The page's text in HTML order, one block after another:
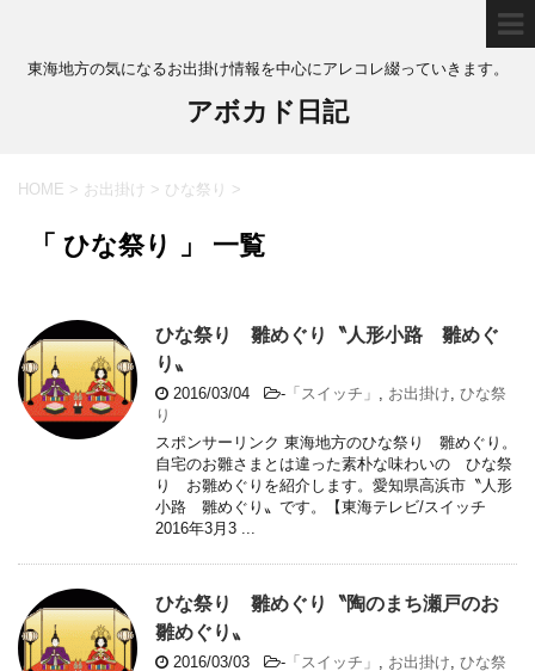
東海地方の気になるお出掛け情報を中心にアレコレ綴っていきます。
アボカド日記
HOME > お出掛け > ひな祭り >
「 ひな祭り 」 一覧
ひな祭り 雛めぐり〝人形小路 雛めぐ
り〟
2016/03/04 - 「スイッチ」 お出掛け ひな祭
り
スポンサーリンク 東海地方のひな祭り 雛めぐり。
自宅のお雛さまとは違った素朴な味わいの ひな祭
り お雛めぐりを紹介します。愛知県高浜市〝人形
小路 雛めぐり〟です。【東海テレビ/スイッチ
2016年3月3 ...
ひな祭り 雛めぐり〝陶のまち瀬戸のお
雛めぐり〟
2016/03/03 - 「スイッチ」 お出掛け ひな祭